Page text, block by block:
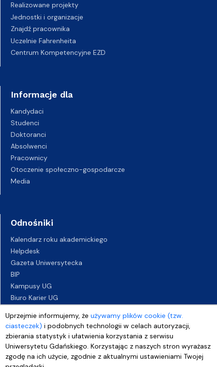
Uprzejmie informujemy, żeużywamy plików cookie (tzw.
ciasteczek) i podobnych technologii w celach autoryzacji,
zbierania statystyk i ułatwienia korzystania z serwisu
Uniwersytetu Gdańskiego. Korzystając z naszych stron wyrażasz
zgodę na ich użycie, zgodnie z aktualnymi ustawieniami Twojej
Realizowane projekty
Jednostki i organizacje
Znajdź pracownika
Uczelnie Fahrenheita
Centrum Kompetencyjne EZD
Informacje dla
Kandydaci
Studenci
Doktoranci
Absolwenci
Pracownicy
Otoczenie społeczno-gospodarcze
Media
Odnośniki
Kalendarz roku akademickiego
Helpdesk
Gazeta Uniwersytecka
BIP
Kampusy UG
Biuro Karier UG
Deklaracja dostępności